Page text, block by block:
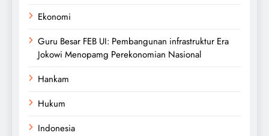
Ekonomi
Guru Besar FEB UI: Pembangunan infrastruktur Era
Jokowi Menopamg Perekonomian Nasional
Hankam
Hukum
Indonesia